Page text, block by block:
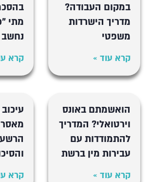
במקום העבודה?
מדריך הישרדות
משפטי
קרא עוד »
מתי
קרא
הואשמתם באונס
וירטואלי? המדריך
להתמודדות עם
עבירות מין ברשת
קרא עוד » קרא